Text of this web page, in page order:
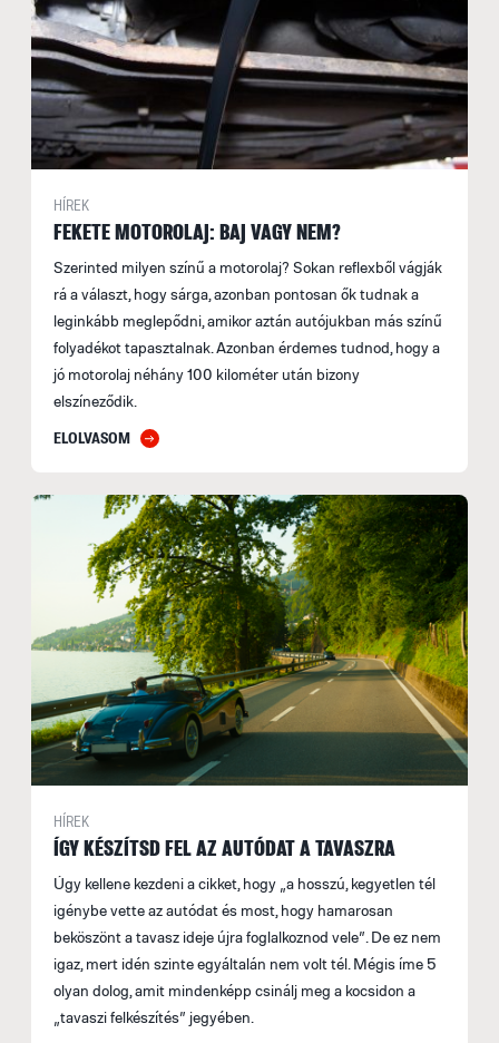
HÍREK
FEKETE MOTOROLAJ: BAJ VAGY NEM?
Szerinted milyen színű a motorolaj? Sokan reflexből vágják
rá a választ, hogy sárga, azonban pontosan ők tudnak a
leginkább meglepődni, amikor aztán autójukban más színű
folyadékot tapasztalnak. Azonban érdemes tudnod, hogy a
jó motorolaj néhány 100 kilométer után bizony
elszíneződik.
ELOLVASOM
HÍREK
ÍGY KÉSZÍTSD FEL AZ AUTÓDAT A TAVASZRA
Úgy kellene kezdeni a cikket, hogy „a hosszú, kegyetlen tél
igénybe vette az autódat és most, hogy hamarosan
beköszönt a tavasz ideje újra foglalkoznod vele”. De ez nem
igaz, mert idén szinte egyáltalán nem volt tél. Mégis íme 5
olyan dolog, amit mindenképp csinálj meg a kocsidon a
„tavaszi felkészítés” jegyében.